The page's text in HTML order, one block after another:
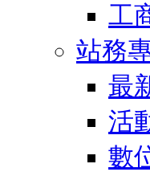
工
站務
最
活
數